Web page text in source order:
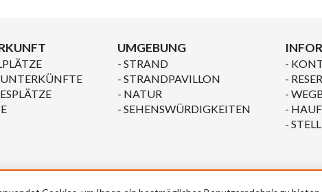
UMGEBUNG
STRAND
STRANDPAVILLON
NATUR
SEHENSWÜRDIGKEITEN